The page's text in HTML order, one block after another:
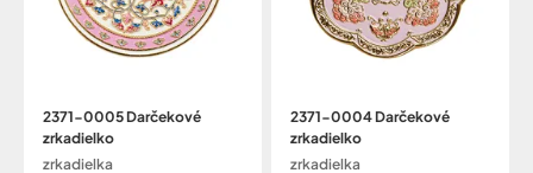
2371-0005 Darčekové
zrkadielko
zrkadielka
2371-0004 Darčekové
zrkadielko
zrkadielka